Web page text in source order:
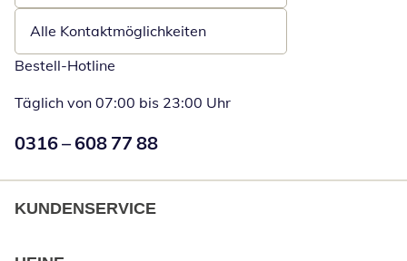
Alle Kontaktmöglichkeiten
Bestell-Hotline
Täglich von 07:00 bis 23:00 Uhr
Numéro de téléphone:
0316 – 608 77 88
KUNDENSERVICE